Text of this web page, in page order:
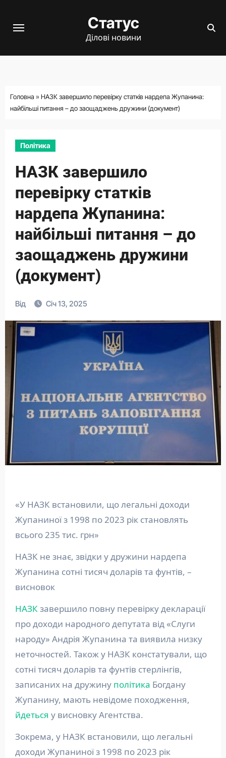
Статус
Ділові новини
Головна » НАЗК завершило перевірку статків нардепа Жупанина:
найбільші питання – до заощаджень дружини (документ)
Політика
НАЗК завершило
перевірку статків
нардепа Жупанина:
найбільші питання – до
заощаджень дружини
(документ)
Від Січ 13, 2025
«У НАЗК встановили, що легальні доходи
Жупаниної з 1998 по 2023 рік становлять
всього 235 тис. грн»
НАЗК не знає, звідки у дружини нардепа
Жупанина сотні тисяч доларів та фунтів, –
висновок
НАЗКзавершило повну перевірку декларації
про доходи народного депутата від «Слуги
народу» Андрія Жупанина та виявила низку
неточностей. Також у НАЗК констатували, що
сотні тисяч доларів та фунтів стерлінгів,
записаних на дружину політика Богдану
Жупанину, мають невідоме походження,
йдеться у висновку Агентства.
Зокрема, у НАЗК встановили, що легальні
доходи Жупаниної з 1998 по 2023 рік